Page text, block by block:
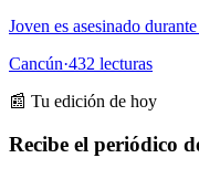
Joven es asesinado
Cancún·432 lecturas
📰 Tu edición de hoy
Recibe el periódico